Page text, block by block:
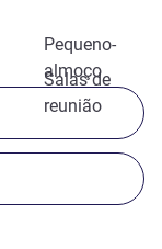
Pequeno-
almoço
Salas de
reunião